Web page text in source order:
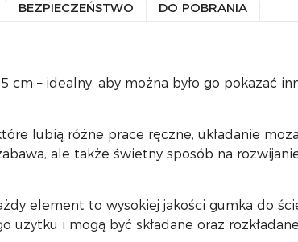
BEZPIECZEŃSTWO DO POBRANIA
– idealny, aby można było go pokazać
lubią różne prace ręczne, układanie
ale także świetny sposób na
element to wysokiej jakości gumka do
i mogą być składane oraz